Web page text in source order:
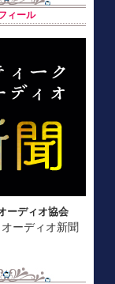
ィール
ーディオ協会
ーディオ新聞